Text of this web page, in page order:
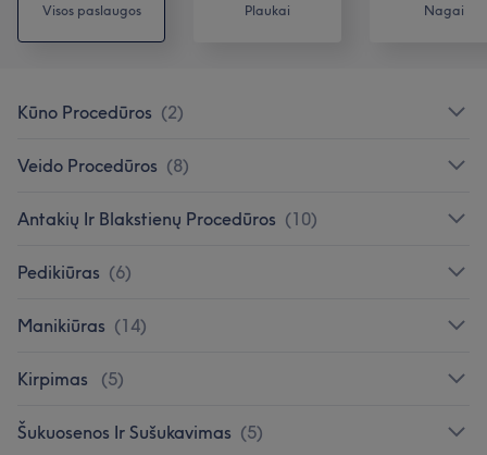
Visos paslaugos Plaukai Nagai
Kūno Procedūros (2)
Veido Procedūros (8)
Antakių Ir Blakstienų Procedūros (10)
Pedikiūras (6)
Manikiūras (14)
Kirpimas (5)
Šukuosenos Ir Sušukavimas (5)